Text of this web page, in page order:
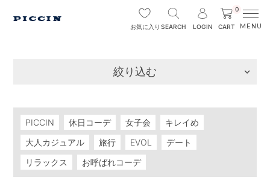
お気に入り SEARCH LOGIN
0
CART
絞り込む
PICCIN 休日コーデ 女子会
キレイめ
大人カジュアル
旅行 EVOL
デート
リラックス
お呼ばれコーデ